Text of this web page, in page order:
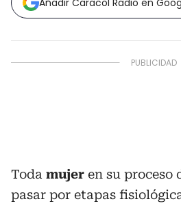
Toda mujer en su proceso
pasar por etapas